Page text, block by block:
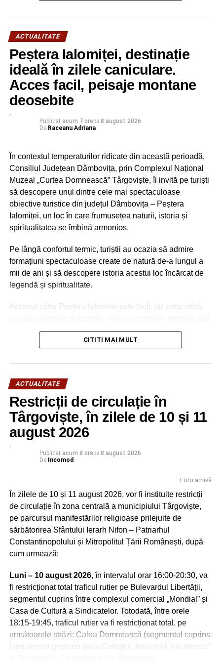
RECLAMA
Cadre didactice – 5 (unul la ȘCOALA GIMNAZIALĂ
GIMNAZIALĂ „PICTOR NICOLAE GRIGORESCU” TITU,
unul la ȘCOALA GIMNAZIALĂ „BUICĂ IONESCU”
GLODENI, unul unul la ȘCOALA GIMNAZIALĂ „IANCU
VĂCĂRESCU” VĂCĂREȘTI)
Personal didactic auxiliar – 1 (ȘCOALA GIMNAZIALĂ
„IANCU VĂCĂRESCU” VĂCĂREȘTI)
Clase cu prezență fizică suspendată, ca urmare a apariției
unui caz confirmat – 5 clase învățământ primar (o clasă la
COLEGIUL NAȚIONAL „CONSTANTIN CANTACUZINO”,
o clasă la ȘCOALA GIMNAZIALĂ „CORESI”
RĂZVAD, o clasă la ȘCOALA GIMNAZIALĂ „PICTOR
GIMNAZIALĂ „BUICĂ IONESCU” GLODENI).
RELATIONATE: ACTUALITATE CURSURI
FEATURED
GRĂDINIŢE
A ajuns la spital după ce a pierdut controlul
asupra volanului într-o curbă
NU RATAȚI
Inspectoratul Județean de Jandarmi Prahova are
un nou purtător de cuvânt
ACTUALITATE
Peștera Ialomiței, destinație
ideală în zilele caniculare.
Acces facil, peisaje montane
deosebite
Publicat acum 7 orepe 8 august 2026
De Raceanu Adriana
În contextul temperaturilor ridicate din această perioadă,
Consiliul Județean Dâmbovița, prin Complexul Național
Muzeal „Curtea Domnească” Târgoviște, îi invită pe turiști
să descopere unul dintre cele mai spectaculoase
obiective turistice din județul Dâmbovița – Peștera
Ialomiței, un loc în care frumusețea naturii, istoria și
spiritualitatea se îmbină armonios.
Pe lângă confortul termic, turiștii au ocazia să admire
formațiuni spectaculoase create de natură de-a lungul a
mii de ani și să descopere istoria acestui loc încărcat de
legendă și spiritualitate.
Accesul către Peștera Ialomiței este facil, iar zona oferă
pentru familii cu copii, cât și pentru iubitorii de natură,
drumeție și patrimoniu.
Peştera Ialomiţei este situată în localitatea Moroeni,
judetul Dâmboviţa, pe versantul drept al Cheilor Ialomiţei,
la o altitudine de 1.660 m, scobită în calcarele jurasice ale
Muntelui Bătrâna. Numele acesteia vine de la râul
Ialomiţa, care izvorăşte la 10 km distanţă din circul glaciar
numit Obârşia Ialomiţei, situată sub Vârful Găvanele
(2.479 m), aflat la 600 m de Vârful Omu şi la o distanţă
mai mică de Vârful Ocolit, numit şi Bucura Dumbravă.
Încărcătura deosebită a acestor locuri i-a atras de-a lungul
timpului atât pe daci, cât şi pe primii creştini, călugării,
care se aflau în căutarea însingurării şi a unui loc de
rugăciune departe de zgomotul lumii. Se spune că în
CITITI MAI MULT
ACTUALITATE
Restricții de circulație în
Târgoviște, în zilele de 10 și 11
august 2026
Publicat acum 8 orepe 8 august 2026
De Incomod
Foto arhivă
În zilele de 10 și 11 august 2026, vor fi instituite restricții
de circulație în zona centrală a municipiului Târgoviște,
pe parcursul manifestărilor religioase prilejuite de
sărbătorirea Sfântului Ierarh Nifon – Patriarhul
Constantinopolului și Mitropolitul Țării Românești, după
cum urmează:
Luni – 10 august 2026, în intervalul orar 16:00-20:30, va
fi restricționat total traficul rutier pe Bulevardul Libertății,
segmentul cuprins între complexul comercial „Mondial” și
Casa de Cultură a Sindicatelor. Totodată, între orele
18:15-19:45, traficul rutier va fi restricționat total, pe
următoarele străzi: Calea Domnească (segmentul cuprins
între sensul giratoriu de la Colegiul „Ienăchiță Văcărescu”